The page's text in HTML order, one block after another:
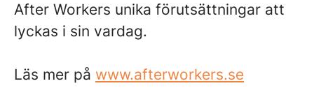
After Workers unika förutsättningar att
lyckas i sin vardag.
Läs mer på www.afterworkers.se